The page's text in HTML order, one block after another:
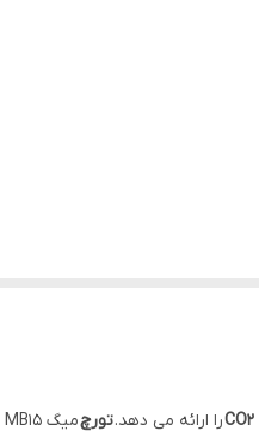
را ارائه می دهد.تورچ